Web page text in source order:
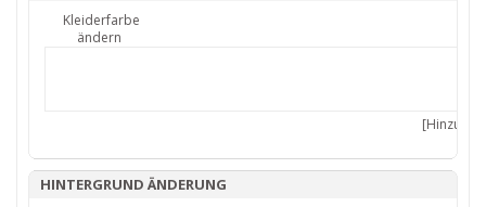
Kleiderfarbe
ändern
HINTERGRUND ÄNDERUNG